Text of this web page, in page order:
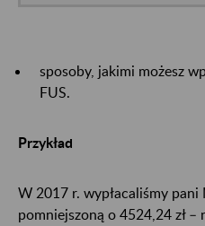
sposoby, jakimi możesz
FUS.
Przykład
W 2017 r. wypłacaliśmy
pomniejszoną o 4524,24 zł